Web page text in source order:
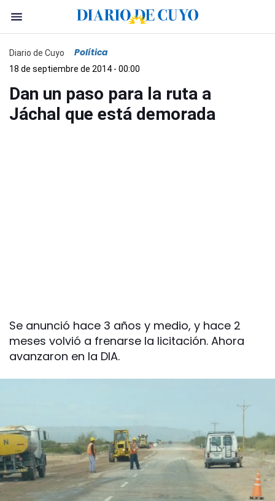
Diario de Cuyo Política
18 de septiembre de 2014 - 00:00
Dan un paso para la ruta a
Jáchal que está demorada
Se anunció hace 3 años y medio, y hace 2
meses volvió a frenarse la licitación. Ahora
avanzaron en la DIA.